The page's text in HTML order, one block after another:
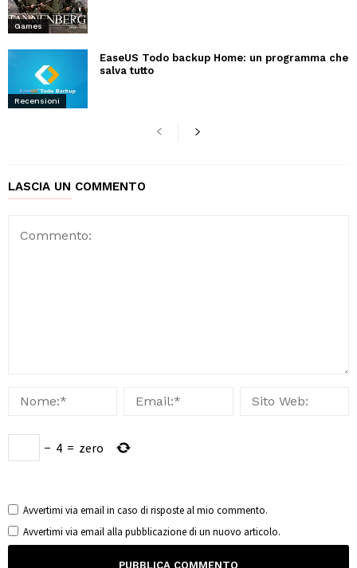
Games
Recensioni
EaseUS Todo backup Home: un programma che
salva tutto
LASCIA UN COMMENTO
− 4 = zero
Avvertimi via email in caso di risposte al mio commento.
Avvertimi via email alla pubblicazione di un nuovo articolo.